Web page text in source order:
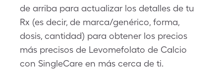
de arriba para actualizar los detalles de tu
Rx (es decir, de marca/genérico, forma,
dosis, cantidad) para obtener los precios
más precisos de Levomefolato de Calcio
con SingleCare en más cerca de ti.